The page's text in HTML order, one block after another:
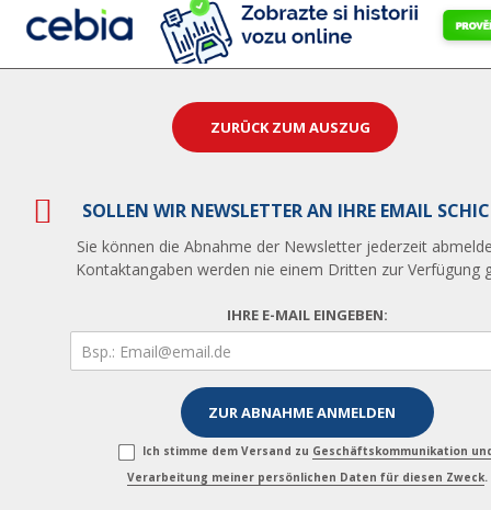
ZURÜCK ZUM AUSZUG
SOLLEN WIR NEWSLETTER AN IHRE EMAIL
Sie können die Abnahme der Newsletter jederzeit
Kontaktangaben werden nie einem Dritten zur Verfügung
IHRE E-MAIL EINGEBEN:
Ich stimme dem Versand zu Geschäftskommunikation
Verarbeitung meiner persönlichen Daten für diesen Zweck.